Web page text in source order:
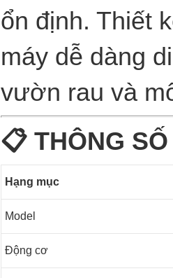
ổn định. Thiết
máy dễ dàng
vườn rau và
📋 THÔNG
Hạng mục
Model
Động cơ